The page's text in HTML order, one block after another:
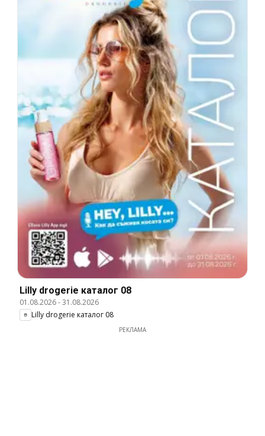
Lilly drogerie каталог 08
01.08.2026-31.08.2026
Lilly drogerie каталог 08
РЕКЛАМА